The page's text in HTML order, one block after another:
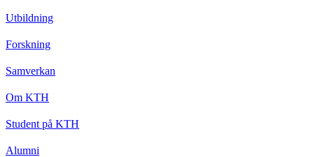
Utbildning
Forskning
Samverkan
Om KTH
Student på KTH
Alumni